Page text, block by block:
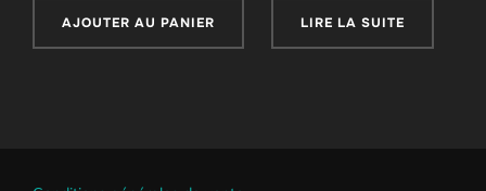
AJOUTER AU PANIER LIRE LA SUITE